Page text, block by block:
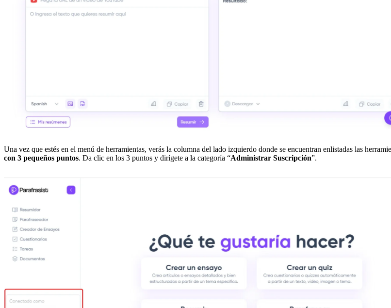
Una vez que estés en el menú de herramientas, verás la columna del lado izquierdo donde se encuentran enlistadas las
con 3 pequeños puntos. Da clic en los 3 puntos y dirígete a la categoría “Administrar Suscripción”.